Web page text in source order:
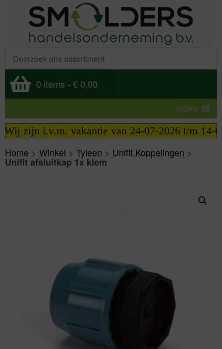
0 items - € 0,00
MENU
zijn i.v.m. vakantie van 24-07-2026 t/m 14-
Home > Winkel > Tyleen > Unifit Koppelingen >
Unifit afsluitkap 1x klem